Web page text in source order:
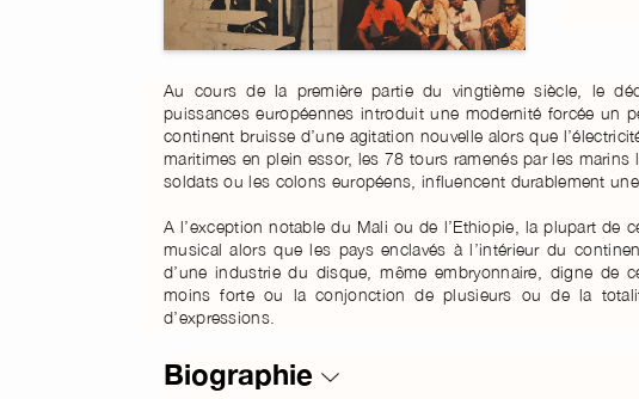
Au cours de la première partie du vingtième siècle, le
puissances européennes introduit une modernité forcée
continent bruisse d’une agitation nouvelle alors que
maritimes en plein essor, les 78 tours ramenés par les
soldats ou les colons européens, influencent durablement
A l’exception notable du Mali ou de l’Ethiopie, la plupart de
musical alors que les pays enclavés à l’intérieur du
d’une industrie du disque, même embryonnaire, digne de
moins forte ou la conjonction de plusieurs ou de la
d’expressions.
Biographie